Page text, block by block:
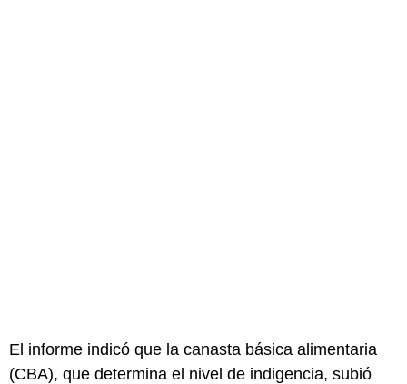
El informe indicó que la canasta básica alimentaria
(CBA), que determina el nivel de indigencia, subió